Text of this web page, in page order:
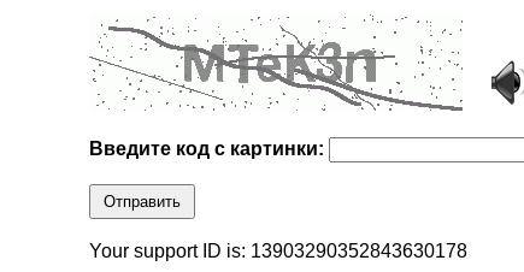
Введите код с картинки:
Отправить
Your support ID is: 13903290352843630178